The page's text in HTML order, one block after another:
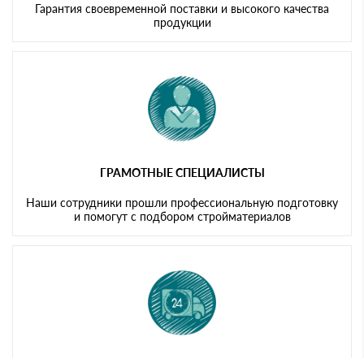
Гарантия своевременной поставки и высокого качества
продукции
ГРАМОТНЫЕ СПЕЦИАЛИСТЫ
Наши сотрудники прошли профессиональную подготовку
и помогут с подбором стройматериалов